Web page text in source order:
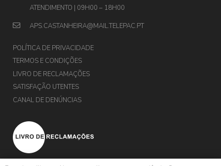
ATENDIMENTO | 09H00 – 18H00
APS.CASTANHEIRA@MAIL.TELEPAC.PT
POLÍTICA DE PRIVACIDADE
TERMOS E CONDIÇÕES
LIVRO DE RECLAMAÇÕES
SATISFAÇÃO UTENTES
CANAL DE DENÚNCIAS